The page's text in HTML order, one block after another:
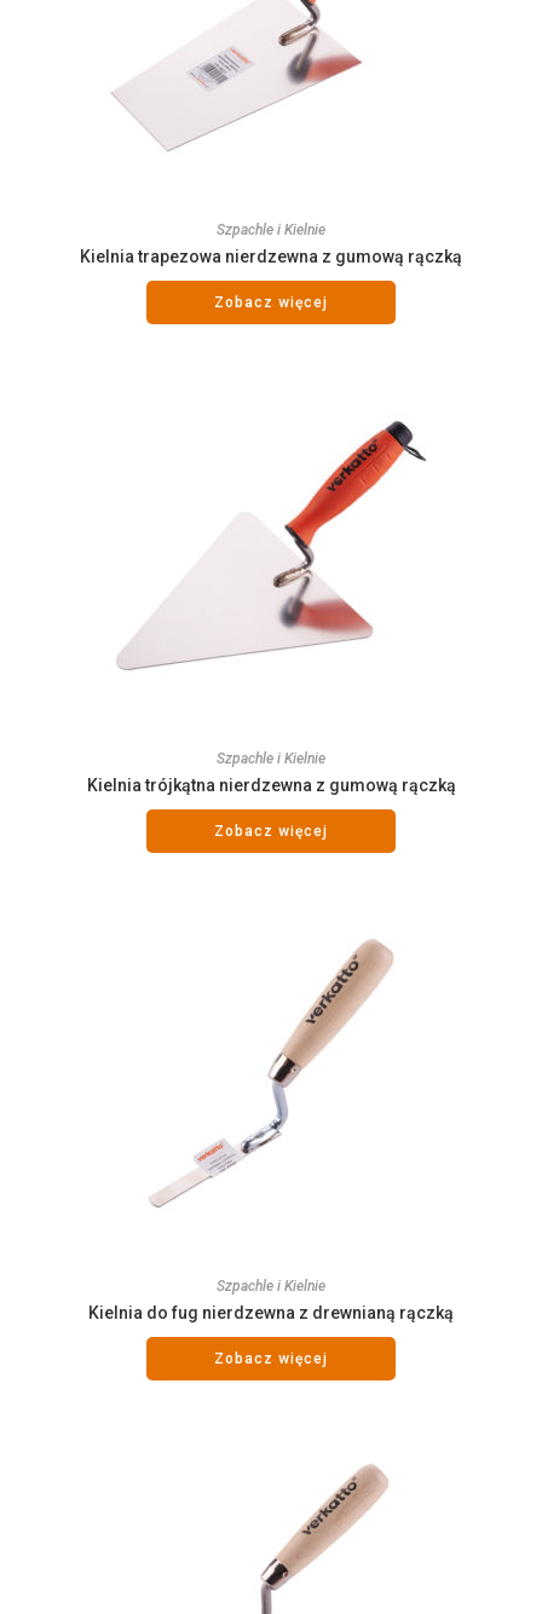
Szpachle i Kielnie
Kielnia trapezowa nierdzewna z gumową rączką
Zobacz więcej
Szpachle i Kielnie
Kielnia trójkątna nierdzewna z gumową rączką
Zobacz więcej
Szpachle i Kielnie
Kielnia do fug nierdzewna z drewnianą rączką
Zobacz więcej